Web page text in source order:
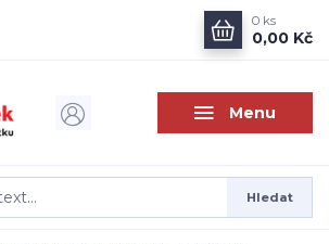
Menu
Hledat
0 ks
0,00 Kč